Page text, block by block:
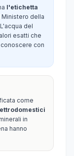
l'etichetta
della
L'acqua del
esatti che
con
come
in
hanno